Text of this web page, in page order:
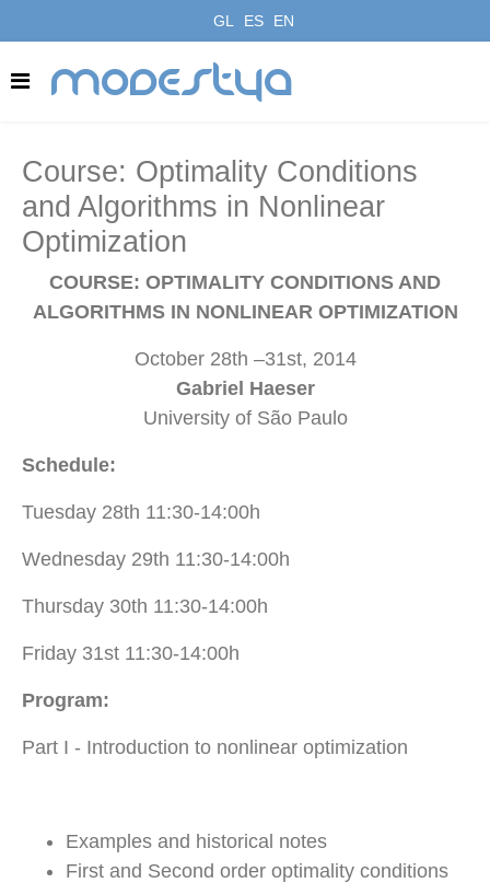
GL ES EN
modestya
Course: Optimality Conditions
and Algorithms in Nonlinear
Optimization
COURSE: OPTIMALITY CONDITIONS AND
ALGORITHMS IN NONLINEAR OPTIMIZATION
October 28th –31st, 2014
Gabriel Haeser
University of São Paulo
Schedule:
Tuesday 28th 11:30-14:00h
Wednesday 29th 11:30-14:00h
Thursday 30th 11:30-14:00h
Friday 31st 11:30-14:00h
Program:
Part I - Introduction to nonlinear optimization
Examples and historical notes
First and Second order optimality conditions